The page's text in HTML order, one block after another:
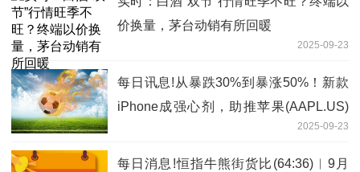
价换量，茅台动销有所回暖
2025-09-23
每日讯息!从暴跌30%到暴涨50%！新款
iPhone成强心剂，助推苹果(AAPL.US)
2025-09-23
每日消息!恒指牛熊街货比(64:36)︱9月